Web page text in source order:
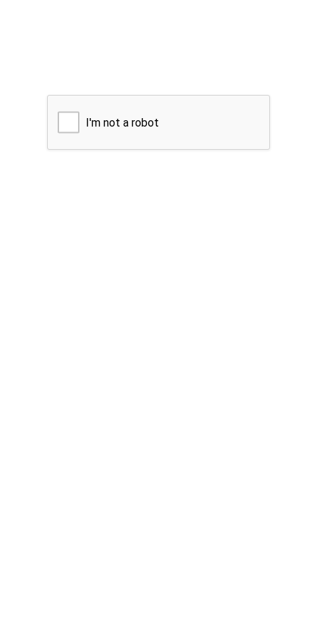
I'm not a robot